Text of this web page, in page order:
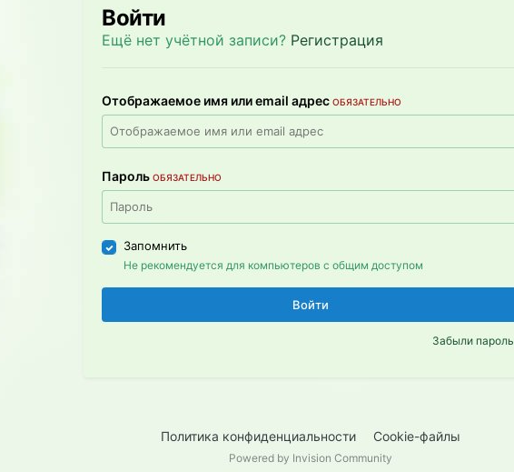
Войти
Ещё нет учётной записи? Регистрация
Отображаемое имя или email адрес ОБЯЗАТЕЛЬНО
Пароль ОБЯЗАТЕЛЬНО
Запомнить
Не рекомендуется для компьютеров с общим доступом
Войти
Забыли
Политика конфиденциальности Cookie-файлы
Powered by Invision Community